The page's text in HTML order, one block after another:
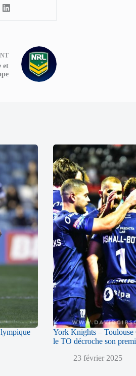
et
York Knights –
le TO décroche son
23 février 2025